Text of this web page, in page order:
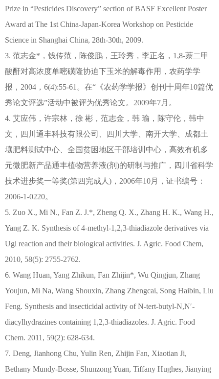
Prize in “Pesticides Discovery” section of BASF Excellent Poster
Award at The 1st China-Japan-Korea Workshop on Pesticide
Science in Shanghai China, 28th-30th, 2009.
3. 范志金*，钱传范，陈俊鹏，王玲秀，李正名，1,8-萘二甲
酸酐对高浓度单嘧磺隆协迫下玉米的解毒作用，农药学学
报，2004，6(4):55-61。在“《农药学学报》创刊十周年10篇优
秀论文评选”活动中被评为优秀论文。2009年7月。
4. 艾应伟，许宗林，徐 彬，范志金，韩 瑜，陈守伦，韩中
文，四川通丰科技有限公司、四川大学、南开大学、成都土
壤肥料测试中心、全国贫困地区干部培训中心，高效有机多
元微肥新产品通丰植物营养液(剂)的研制与推广，四川省科学
技术进步奖一等奖(第四完成人)，2006年10月，证书编号：
2006-1-0220。
5. Zuo X., Mi N., Fan Z. J.*, Zheng Q. X., Zhang H. K., Wang H.,
Yang Z. K. Synthesis of 4-methyl-1,2,3-thiadiazole derivatives via
Ugi reaction and their biological activities. J. Agric. Food Chem,
2010, 58(5): 2755-2762.
6. Wang Huan, Yang Zhikun, Fan Zhijin*, Wu Qingjun, Zhang
Youjun, Mi Na, Wang Shouxin, Zhang Zhengcai, Song Haibin, Liu
Feng. Synthesis and insecticidal activity of N-tert-butyl-N,N′-
diacylhydrazines containing 1,2,3-thiadiazoles. J. Agric. Food
Chem. 2011, 59(2): 628-634.
7. Deng, Jianhong Chu, Yulin Ren, Zhijin Fan, Xiaotian Ji,
Bethany Mundy-Bosse, Shunzong Yuan, Tiffany Hughes, Jianying